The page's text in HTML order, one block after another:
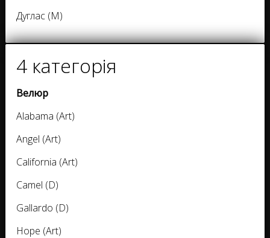
Дуглас (M)
4 категорія
Велюр
Alabama (Art)
Angel (Art)
California (Art)
Camel (D)
Gallardo (D)
Hope (Art)